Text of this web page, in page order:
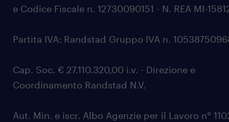
e Codice Fiscale n. 12730090151 - N. REA MI-
Partita IVA: Randstad Gruppo IVA n.
Cap. Soc. € 27.110.320,00 i.v. - Direzione e
Coordinamento Randstad N.V.
Aut. Min. e iscr. Albo Agenzie per il Lavoro n°